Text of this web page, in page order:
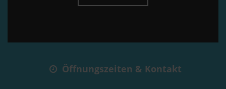
Öffnungszeiten & Kontakt